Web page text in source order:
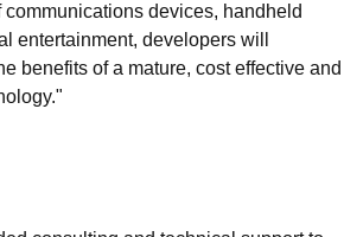
communications devices, handheld
entertainment, developers will
benefits of a mature, cost effective and